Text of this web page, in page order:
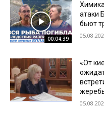
00:04:39
атаки
бьют
«От